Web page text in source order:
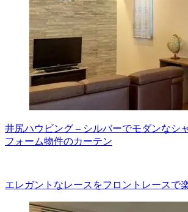
井尻ハウビング – シルバーでモダンなシ
フォーム物件のカーテン
エレガントなレースをフロントレースで